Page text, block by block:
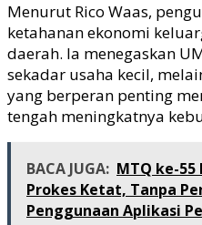
Menurut Rico Waas,
ketahanan ekonomi
daerah. Ia menegaskan
sekadar usaha kecil,
yang berperan penting
tengah meningkatnya
BACA JUGA: MTQ ke-
Prokes Ketat, Tanpa
Penggunaan Aplikasi